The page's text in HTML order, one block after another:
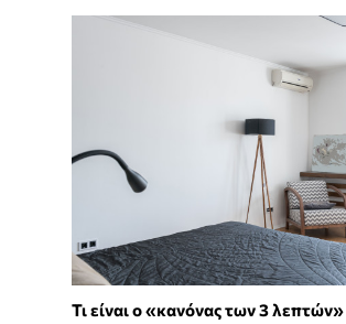
Τι είναι ο «κανόνας των 3